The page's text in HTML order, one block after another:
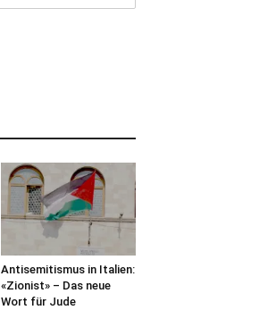
Antisemitismus in Italien:
«Zionist» – Das neue
Wort für Jude